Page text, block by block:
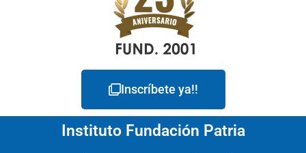
Inscríbete ya!!
Instituto Fundación Patria